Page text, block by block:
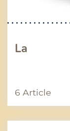
La
6 Article